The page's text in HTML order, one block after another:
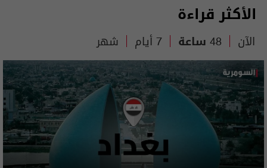
الأكثر قراءة
الآن 48 ساعة 7 أيام شهر